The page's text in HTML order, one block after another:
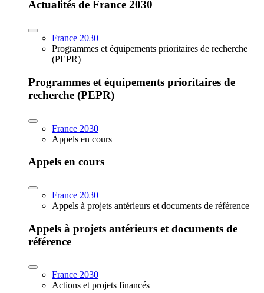
Actualités de France 2030
France 2030
Programmes et équipements prioritaires de recherche
(PEPR)
Programmes et équipements prioritaires de
recherche (PEPR)
France 2030
Appels en cours
Appels en cours
France 2030
Appels à projets antérieurs et documents de référence
Appels à projets antérieurs et documents de
référence
France 2030
Actions et projets financés